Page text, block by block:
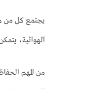
يجتمع كل من
الهوائية،
من المهم